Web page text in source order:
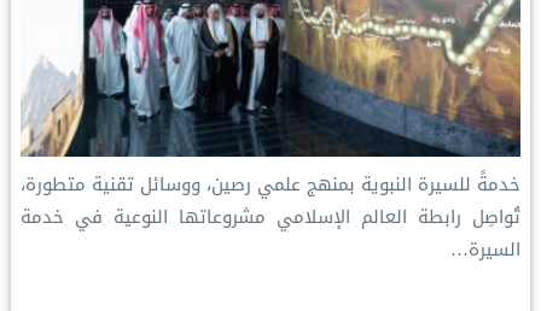
خدمةً للسيرة النبوية بمنهج علمي رصين، ووسائل تقنية متطورة،
تُواصِل رابطة العالم الإسلامي مشروعاتها النوعية في خدمة
السيرة…